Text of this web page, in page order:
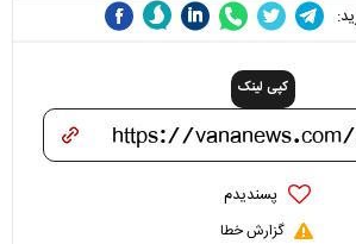
کپی لینک
پسندیدم
گزارش خطا